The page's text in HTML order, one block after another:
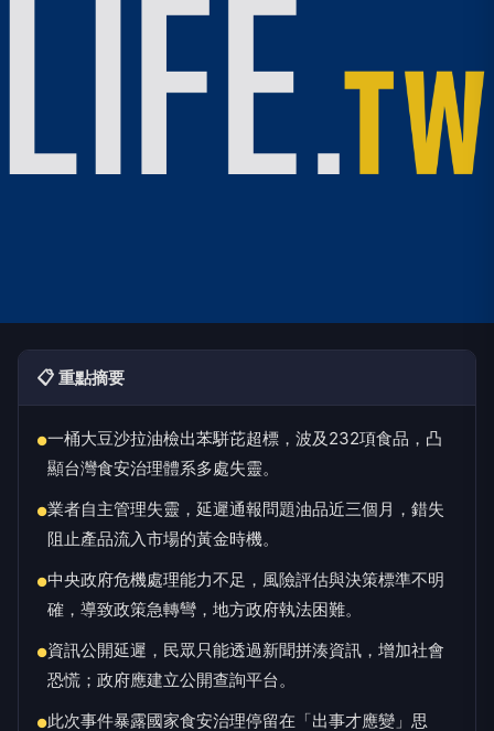
📋 重點摘要
●一桶大豆沙拉油檢出苯駢芘超標，波及232項食品，凸
顯台灣食安治理體系多處失靈。
●業者自主管理失靈，延遲通報問題油品近三個月，錯失
阻止產品流入市場的黃金時機。
●中央政府危機處理能力不足，風險評估與決策標準不明
確，導致政策急轉彎，地方政府執法困難。
●資訊公開延遲，民眾只能透過新聞拼湊資訊，增加社會
恐慌；政府應建立公開查詢平台。
●此次事件暴露國家食安治理停留在「出事才應變」思